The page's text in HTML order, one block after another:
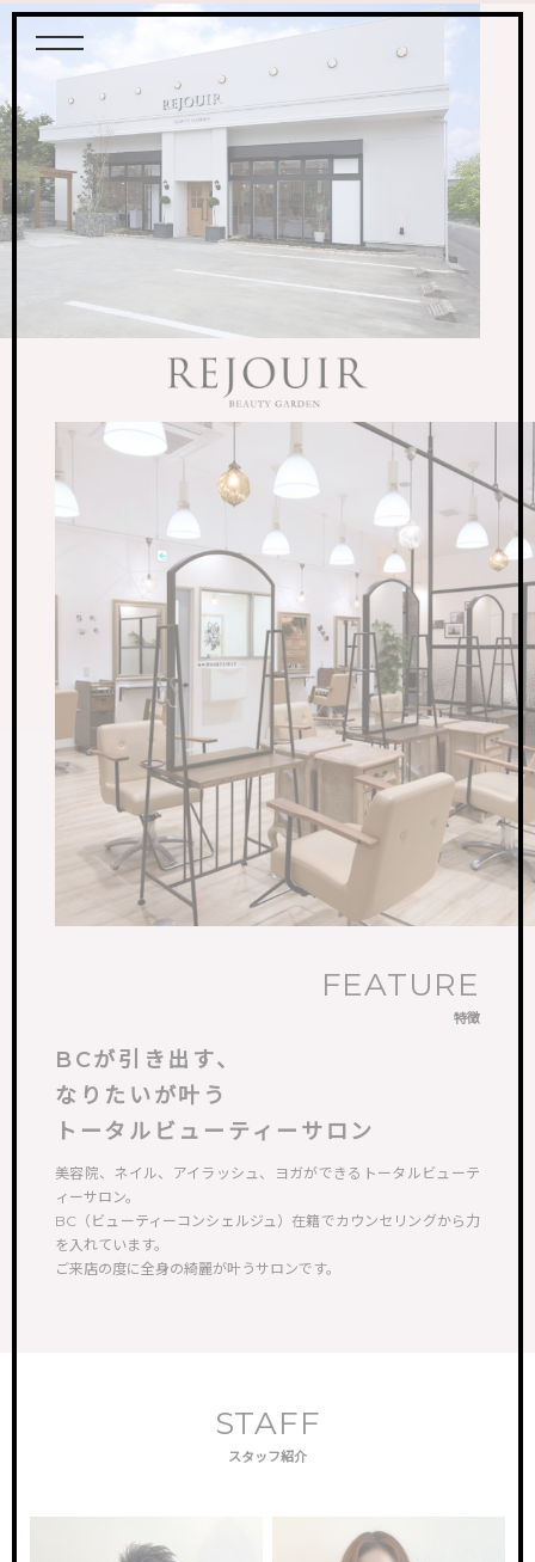
FEATURE
特徴
BCが引き出す、
なりたいが叶う
トータルビューティーサロン
美容院、ネイル、アイラッシュ、ヨガができるトータルビューテ
ィーサロン。
BC（ビューティーコンシェルジュ）在籍でカウンセリングから力
を入れています。
ご来店の度に全身の綺麗が叶うサロンです。
STAFF
スタッフ紹介